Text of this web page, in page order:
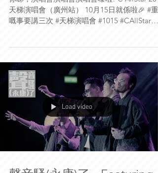
（廣州站）
嘅事要講三次 #天梯演唱會 #1015 #CAllStar
#CASJase #CAS釗峰 #CASKing #CASOn
Load video